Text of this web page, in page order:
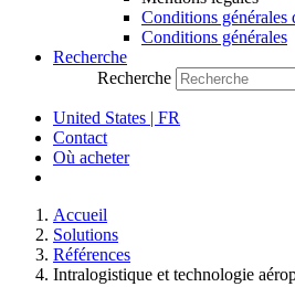
Conditions générales
Conditions générales
Recherche
Recherche
United States | FR
Contact
Où acheter
Accueil
Solutions
Références
Intralogistique et technologie